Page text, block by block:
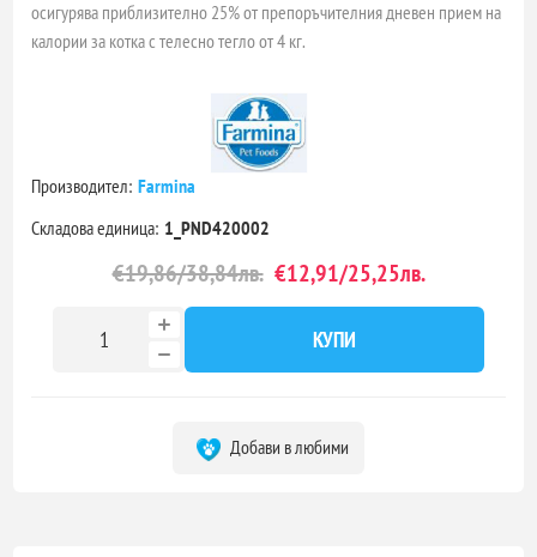
осигурява приблизително 25% от препоръчителния дневен прием на
калории за котка с телесно тегло от 4 кг.
Производител: Farmina
Складова единица: 1_PND420002
€19,86/38,84лв. €12,91/25,25лв.
КУПИ
Добави в любими